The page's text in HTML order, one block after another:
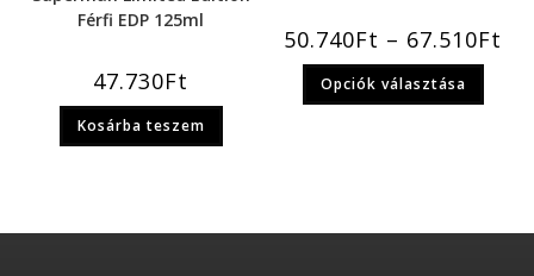
Férfi EDP 125ml
47.730Ft
Kosárba teszem
50.740Ft – 67.510Ft
Opciók választása